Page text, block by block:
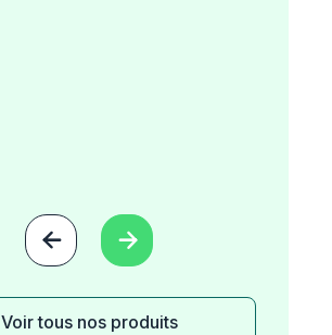
 
Voir tous nos produits